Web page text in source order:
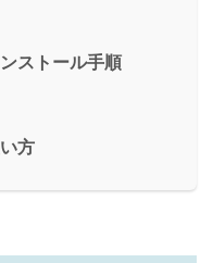
ストール手順
方